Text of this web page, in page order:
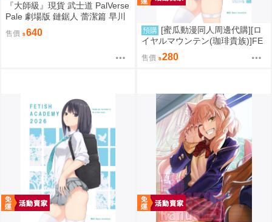
『大師級』現貨 武士道 PalVerse
Pale 劇場版 鏈鋸人 蕾潔篇 早川
售價 640 預購 [蜜瓜動漫同人周邊代購][ロ
イヤルマウンテン(珈琲貴族)]FE
TISH ACADEMY【メロン限定
特典付】(同人誌)
售價 280